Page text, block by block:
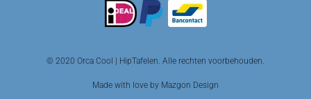
© 2020 Orca Cool | HipTafelen. Alle rechten voorbehouden.
Made with love by Mazgon Design